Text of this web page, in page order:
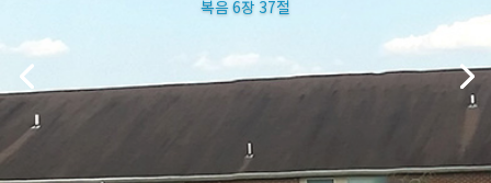
복음 6장 37절
우리가 가서 이백 데나리온의 떡을 사다 먹이리이까 - 누가